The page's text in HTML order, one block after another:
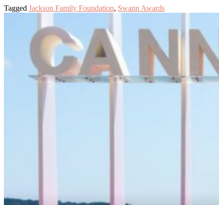
Tagged Jackson Family Foundation, Swann Awards